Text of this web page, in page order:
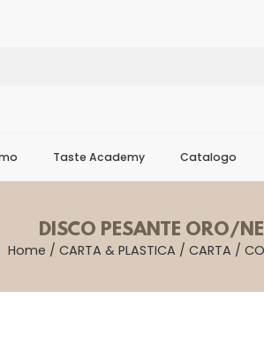
Taste Academy Catalogo
DISCO PESANTE ORO/
Home / CARTA & PLASTICA / CARTA /